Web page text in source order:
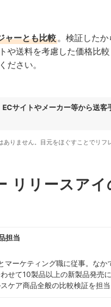
ャーとも比較 。検証した
や送料を考慮した価格比
ださい。
ECサイトやメーカー等から送客
りません。目元をほぐすことでリフ
リリースアイ
担当
ーケティング職に従事。なか
せて10製品以上の新製品発売
ケア商品全般の比較検証を担